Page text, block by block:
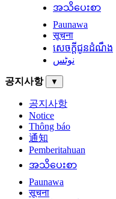
အသိပေးစာ
Paunawa
सूचना
សេចក្តីជូនដំណឹង
نوٹس
공지사항 ▼
공지사항
Notice
Thông báo
通知
Pemberitahuan
အသိပေးစာ
Paunawa
सूचना